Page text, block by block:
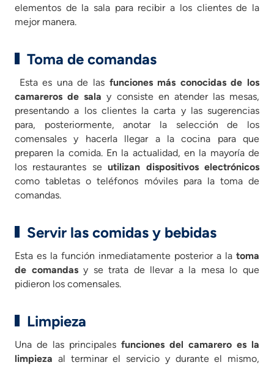
elementos de la sala para recibir a los clientes de la
mejor manera.
Toma de comandas
Esta es una de las funciones más conocidas de los
camareros de sala y consiste en atender las mesas,
presentando a los clientes la carta y las sugerencias
para, posteriormente, anotar la selección de los
comensales y hacerla llegar a la cocina para que
preparen la comida. En la actualidad, en la mayoría de
los restaurantes seutilizan dispositivos electrónicos
como tabletas o teléfonos móviles para la toma de
comandas.
Servir las comidas y bebidas
Esta es la función inmediatamente posterior a la toma
de comandasy se trata de llevar a la mesa lo que
pidieron los comensales.
Limpieza
Una de las principales funciones del camarero es la
limpieza al terminar el servicio y durante el mismo,